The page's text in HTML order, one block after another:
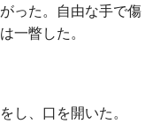
った。自由な手で傷
一瞥した。
し、口を開いた。